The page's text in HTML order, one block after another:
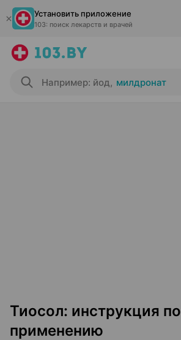
Установить приложение
103: поиск лекарств и врачей
Например: йод, милдронат
Тиосол: инструкция по
применению